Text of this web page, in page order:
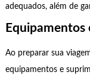
adequados, além de
Equipamentos
Ao preparar sua
equipamentos e